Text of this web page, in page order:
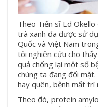
Theo Tiến sĩ Ed
trà xanh đã được sử
Quốc và Việt Nam
tôi nghiên cứu cho
quả chống lại một số
chúng ta đang đối
hay quên, bệnh mất trí
Theo đó, protein